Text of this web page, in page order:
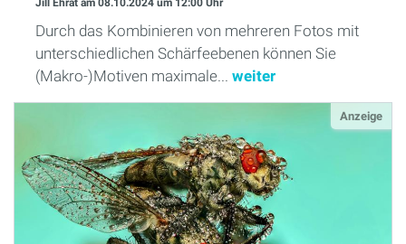
Jill Ehrat am 08.10.2024 um 12:00 Uhr
Durch das Kombinieren von mehreren Fotos mit
unterschiedlichen Schärfeebenen können Sie
(Makro-)Motiven maximale... weiter
Anzeige